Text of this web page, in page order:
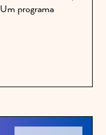
programa